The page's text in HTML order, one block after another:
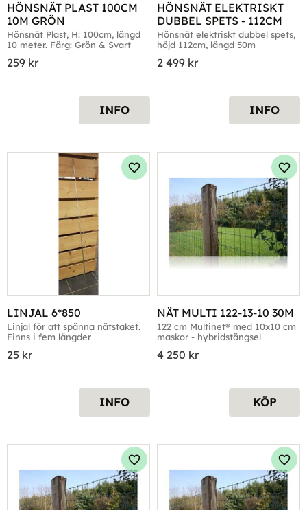
HÖNSNÄT PLAST 100CM
10M GRÖN
Hönsnät Plast, H: 100cm, längd
10 meter. Färg: Grön & Svart
259 kr
INFO
HÖNSNÄT ELEKTRISKT
DUBBEL SPETS - 112CM
Hönsnät elektriskt dubbel spets,
höjd 112cm, längd 50m
2 499 kr
INFO
LINJAL 6*850
Linjal för att spänna nätstaket.
Finns i fem längder
25 kr
Lägg till i favoriter
INFO
NÄT MULTI 122-13-10 30M
122 cm Multinet® med 10x10 cm
maskor - hybridstängsel
4 250 kr
KÖP
Lägg till i favoriter